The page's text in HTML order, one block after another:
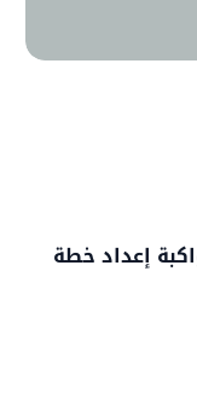
إعداد خطة